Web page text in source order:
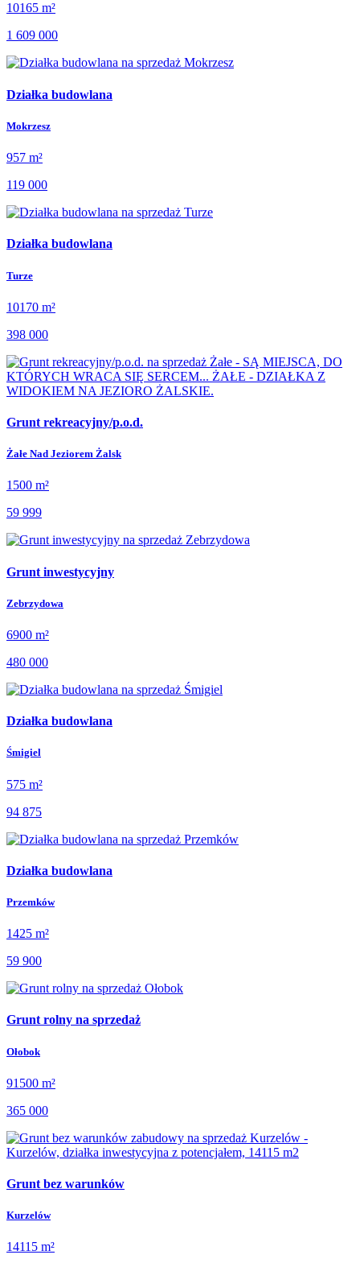
10165 m²
1 609 000
Działka budowlana
Mokrzesz
957 m²
119 000
Działka budowlana
Turze
10170 m²
398 000
Grunt rekreacyjny/p.o.d.
Żałe Nad Jeziorem Żalsk
1500 m²
59 999
Grunt inwestycyjny
Zebrzydowa
6900 m²
480 000
Działka budowlana
Śmigiel
575 m²
94 875
Działka budowlana
Przemków
1425 m²
59 900
Grunt rolny na sprzedaż
Ołobok
91500 m²
365 000
Grunt bez warunków
Kurzelów
14115 m²